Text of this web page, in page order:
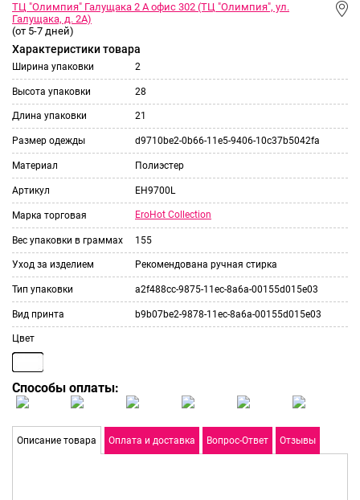
ТЦ "Олимпия" Галущака 2 А офис 302 (ТЦ "Олимпия", ул.
Галущака, д. 2А)
(от 5-7 дней)
Характеристики товара
Ширина упаковки 2
Высота упаковки 28
Длина упаковки 21
Размер одежды d9710be2-0b66-11e5-9406-10c37b5042fa
Материал Полиэстер
Артикул EH9700L
Марка торговая EroHot Collection
Вес упаковки в граммах 155
Уход за изделием Рекомендована ручная стирка
Тип упаковки a2f488cc-9875-11ec-8a6a-00155d015e03
Вид принта b9b07be2-9878-11ec-8a6a-00155d015e03
Цвет
Способы оплаты:
Описание товара Оплата и доставка Вопрос-Ответ Отзывы